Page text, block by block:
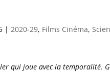
|2020-29, Films Cinéma,
qui joue avec la temporalité.